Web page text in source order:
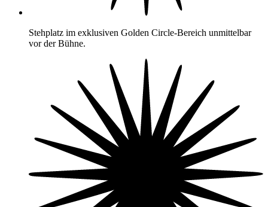
Stehplatz im exklusiven Golden Circle-Bereich unmittelbar
vor der Bühne.